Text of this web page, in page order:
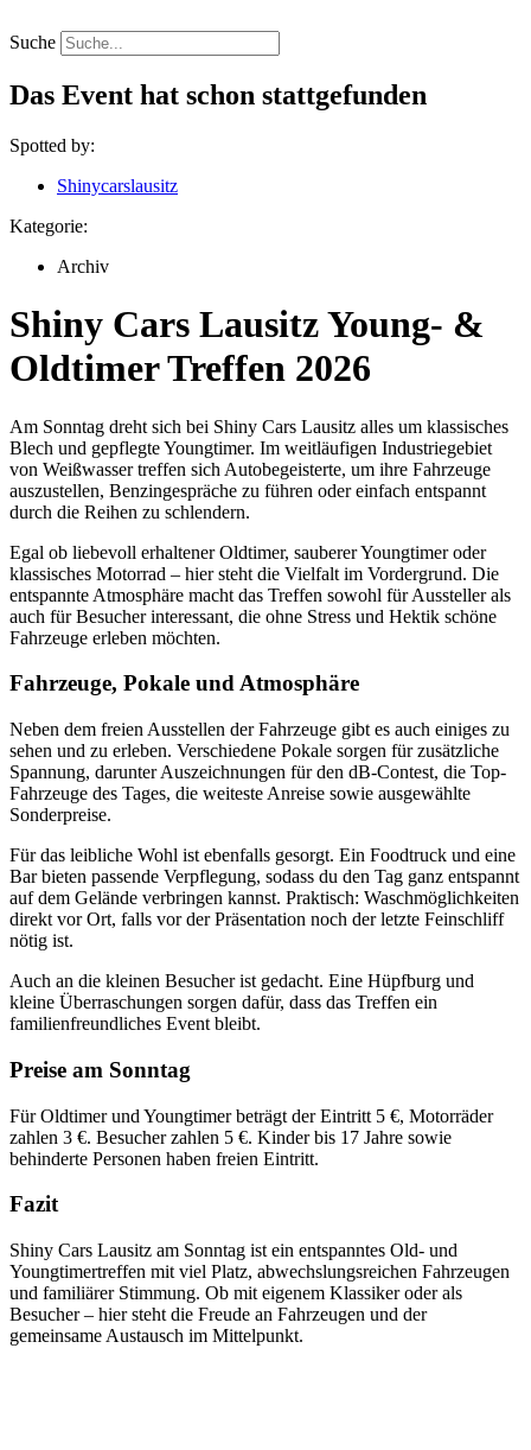
Inhalt
springen
Suche
Das Event hat schon stattgefunden
Spotted by:
Shinycarslausitz
Kategorie:
Archiv
Shiny Cars Lausitz Young- &
Oldtimer Treffen 2026
Am Sonntag dreht sich bei Shiny Cars Lausitz alles um klassisches
Blech und gepflegte Youngtimer. Im weitläufigen Industriegebiet
von Weißwasser treffen sich Autobegeisterte, um ihre Fahrzeuge
auszustellen, Benzingespräche zu führen oder einfach entspannt
durch die Reihen zu schlendern.
Egal ob liebevoll erhaltener Oldtimer, sauberer Youngtimer oder
klassisches Motorrad – hier steht die Vielfalt im Vordergrund. Die
entspannte Atmosphäre macht das Treffen sowohl für Aussteller als
auch für Besucher interessant, die ohne Stress und Hektik schöne
Fahrzeuge erleben möchten.
Fahrzeuge, Pokale und Atmosphäre
Neben dem freien Ausstellen der Fahrzeuge gibt es auch einiges zu
sehen und zu erleben. Verschiedene Pokale sorgen für zusätzliche
Spannung, darunter Auszeichnungen für den dB-Contest, die Top-
Fahrzeuge des Tages, die weiteste Anreise sowie ausgewählte
Sonderpreise.
Für das leibliche Wohl ist ebenfalls gesorgt. Ein Foodtruck und eine
Bar bieten passende Verpflegung, sodass du den Tag ganz entspannt
auf dem Gelände verbringen kannst. Praktisch: Waschmöglichkeiten
direkt vor Ort, falls vor der Präsentation noch der letzte Feinschliff
nötig ist.
Auch an die kleinen Besucher ist gedacht. Eine Hüpfburg und
kleine Überraschungen sorgen dafür, dass das Treffen ein
familienfreundliches Event bleibt.
Preise am Sonntag
Für Oldtimer und Youngtimer beträgt der Eintritt 5 €, Motorräder
zahlen 3 €. Besucher zahlen 5 €. Kinder bis 17 Jahre sowie
behinderte Personen haben freien Eintritt.
Fazit
Shiny Cars Lausitz am Sonntag ist ein entspanntes Old- und
Youngtimertreffen mit viel Platz, abwechslungsreichen Fahrzeugen
und familiärer Stimmung. Ob mit eigenem Klassiker oder als
Besucher – hier steht die Freude an Fahrzeugen und der
gemeinsame Austausch im Mittelpunkt.